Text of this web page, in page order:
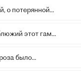
о потерянной...
этот гам...
было...